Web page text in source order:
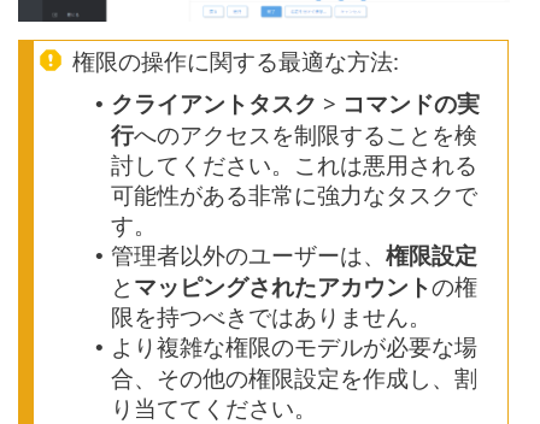
権限の操作に関する最適な方法:
• クライアントタスク > コマンドの実
行へのアクセスを制限することを検
討してください。これは悪用される
可能性がある非常に強力なタスクで
す。
• 管理者以外のユーザーは、 権限設定
と マッピングされたアカウントの権
限を持つべきではありません。
• より複雑な権限のモデルが必要な場
合、その他の権限設定を作成し、割
り当ててください。